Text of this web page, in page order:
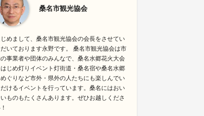
桑名市観光協会
めまして、桑名市観光協会の会長をさせてい
いております永野です。 桑名市観光協会は市
事業者や団体のみんなで、桑名水郷花火大会
じめ灯りイベント灯街道・桑名宿や桑名水郷
ぐりなど市外・県外の人たちにも楽しんでい
けるイベントを行っています。桑名にはおい
いものもたくさんあります。ぜひお越しくださ